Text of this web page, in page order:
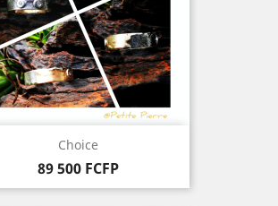
Choice
Prix
89 500 FCFP